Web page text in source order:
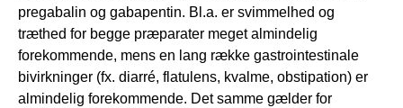
pregabalin og gabapentin. Bl.a. er svimmelhed og
træthed for begge præparater meget almindelig
forekommende, mens en lang række gastrointestinale
bivirkninger (fx. diarré, flatulens, kvalme, obstipation) er
almindelig forekommende. Det samme gælder for